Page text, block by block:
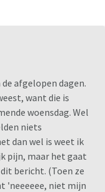
afgelopen dagen.
want die is
woensdag. Wel
niets
dan wel is weet ik
pijn, maar het gaat
bericht. (Toen ze
'neeeeee, niet mijn